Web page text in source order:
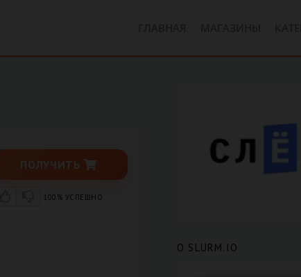
ПОЛУЧИТЬ
100% УСПЕШНО
О SLURM.IO